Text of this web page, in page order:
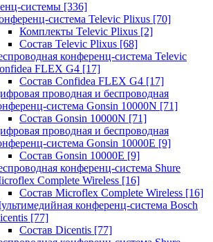
системы [336]
система Televic Plixus [70]
Комплекты Televic Plixus [2]
Состав Televic Plixus [68]
конференц-система Televic
FLEX G4 [17]
Состав Confidea FLEX G4 [17]
проводная и беспроводная
система Gonsin 10000N [71]
Состав Gonsin 10000N [71]
проводная и беспроводная
система Gonsin 10000E [9]
Состав Gonsin 10000E [9]
конференц-система Shure
Complete Wireless [16]
Состав Microflex Complete Wireless [16]
конференц-система Bosch
[77]
Состав Dicentis [77]